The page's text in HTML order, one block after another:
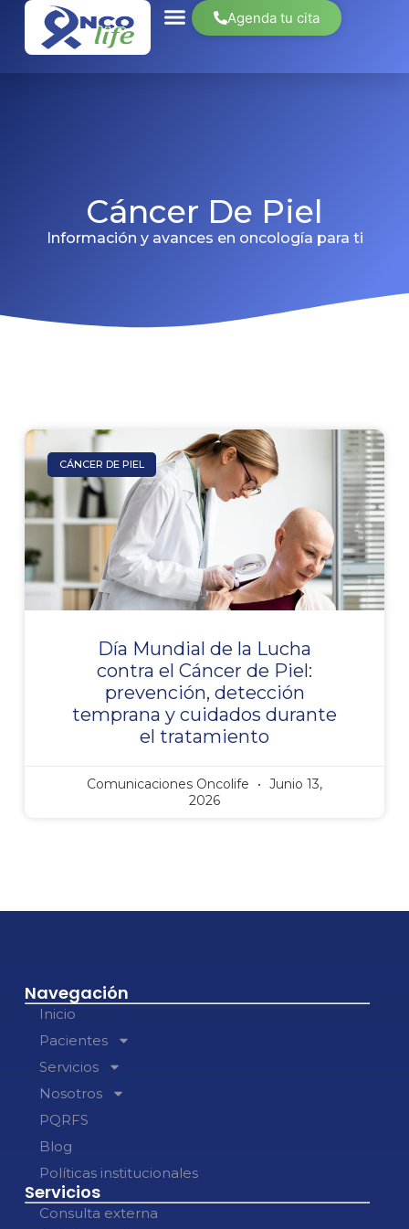
Agenda tu cita
Cáncer De Piel
Información y avances en oncología para ti
CÁNCER DE PIEL
Día Mundial de la Lucha
contra el Cáncer de Piel:
prevención, detección
temprana y cuidados durante
el tratamiento
Comunicaciones Oncolife
Junio 13,
2026
Navegación
Inicio
Pacientes
Servicios
Nosotros
PQRFS
Blog
Políticas institucionales
Servicios
Consulta externa